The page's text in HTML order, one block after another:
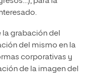
la grabación del
del mismo en la
corporativas y
de la imagen del